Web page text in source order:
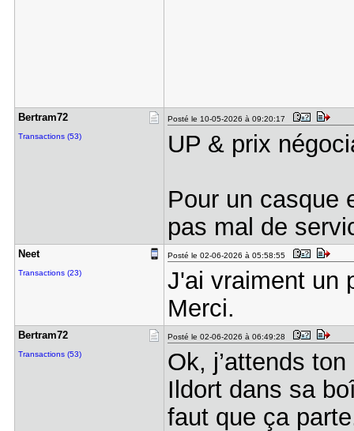
Bertram72
Transactions (53)
Posté le 10-05-2026 à 09:20:17
UP & prix
Pour un casque
pas mal de
Neet
Transactions (23)
Posté le 02-06-2026 à 05:58:55
J'ai vraiment un
Merci.
Bertram72
Transactions (53)
Posté le 02-06-2026 à 06:49:28
Ok, j’attends
Ildort dans sa
faut que ça